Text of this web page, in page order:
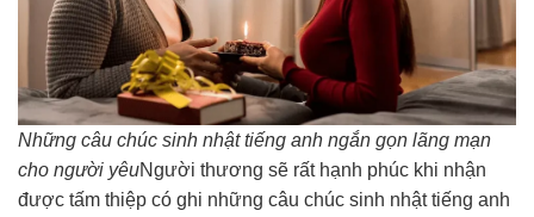
Những câu chúc sinh nhật tiếng anh ngắn gọn lãng mạn
cho người yêuNgười thương sẽ rất hạnh phúc khi nhận
được tấm thiệp có ghi những câu chúc sinh nhật tiếng anh